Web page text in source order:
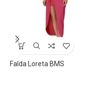
Falda Loreta BMS